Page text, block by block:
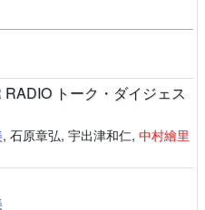
トーク・ダイジェス
, 石原章弘, 宇出津和仁, 中村繪里